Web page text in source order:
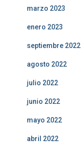
marzo 2023
enero 2023
septiembre 2022
agosto 2022
julio 2022
junio 2022
mayo 2022
abril 2022